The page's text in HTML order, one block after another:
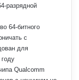
разрядной
64-битного
с
для
Qualcomm